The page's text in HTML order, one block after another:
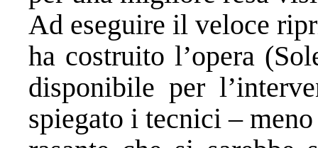
Ad eseguire il veloce
ha costruito l’opera
disponibile per
spiegato i tecnici –